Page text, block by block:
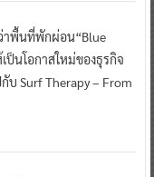
ว่าพื้นที่พักผ่อน“Blue
ป็นโอกาสใหม่ของธุรกิจ
บ Surf Therapy – From